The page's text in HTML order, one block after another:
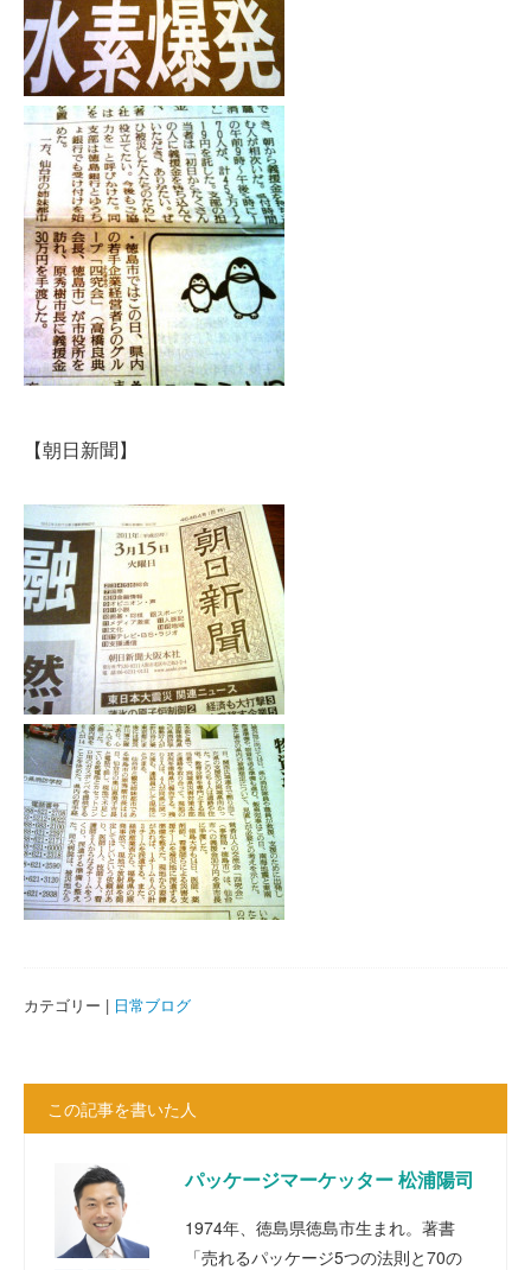
【朝日新聞】
カテゴリー | 日常ブログ
この記事を書いた人
パッケージマーケッター 松浦陽司
1974年、徳島県徳島市生まれ。著書
「売れるパッケージ5つの法則と70の